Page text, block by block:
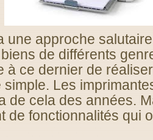
une approche
biens de différents
à ce dernier de
simple. Les
de cela des années.
de fonctionnalités qui